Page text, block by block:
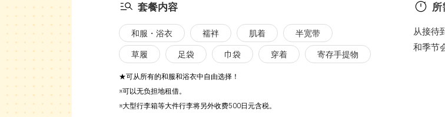
套餐内容
和服・浴衣 襦袢 肌着 半宽带
草履 足袋 巾袋 穿着 寄存手提物
★可从所有的和服和浴衣中自由选择！
※可以无负担地租借。
※大型行李箱等大件行李将另外收费500日元含税。
所
从接待
和季节